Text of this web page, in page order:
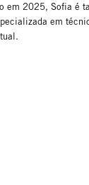
em 2025, Sofia é
em